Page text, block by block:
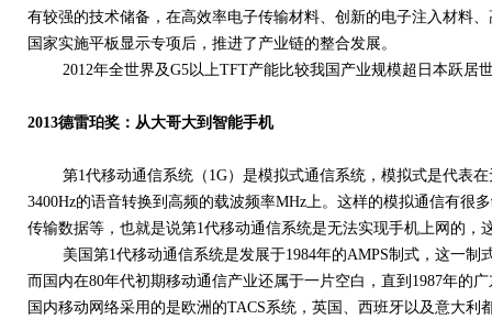
有较强的技术储备，在高效率电子传输材料、创新的电子注入材料
国家实施平板显示专项后，推进了产业链的整合发展。
2012年全世界及G5以上TFT产能比较我国产业规模超日本跃居
2013德雷珀奖：从大哥大到智能手机
第1代移动通信系统（1G）是模拟式通信系统，模拟式是代表在
3400Hz的语音转换到高频的载波频率MHz上。这样的模拟通信有很
传输数据等，也就是说第1代移动通信系统是无法实现手机上网的，
美国第1代移动通信系统是发展于1984年的AMPS制式，这一制
而国内在80年代初期移动通信产业还属于一片空白，直到1987年的
国内移动网络采用的是欧洲的TACS系统，英国、西班牙以及意大利